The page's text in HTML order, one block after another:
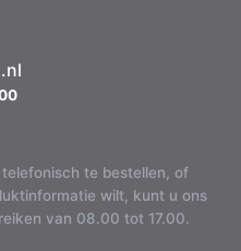
te bestellen, of
wilt, kunt u ons
van 08.00 tot 17.00.